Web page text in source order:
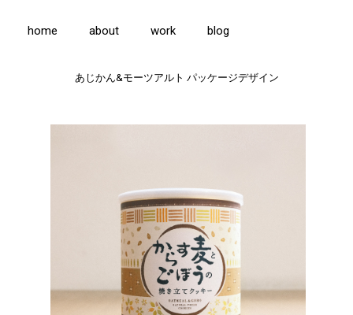
home about work blog
あじかん&モーツアルト パッケージデザイン